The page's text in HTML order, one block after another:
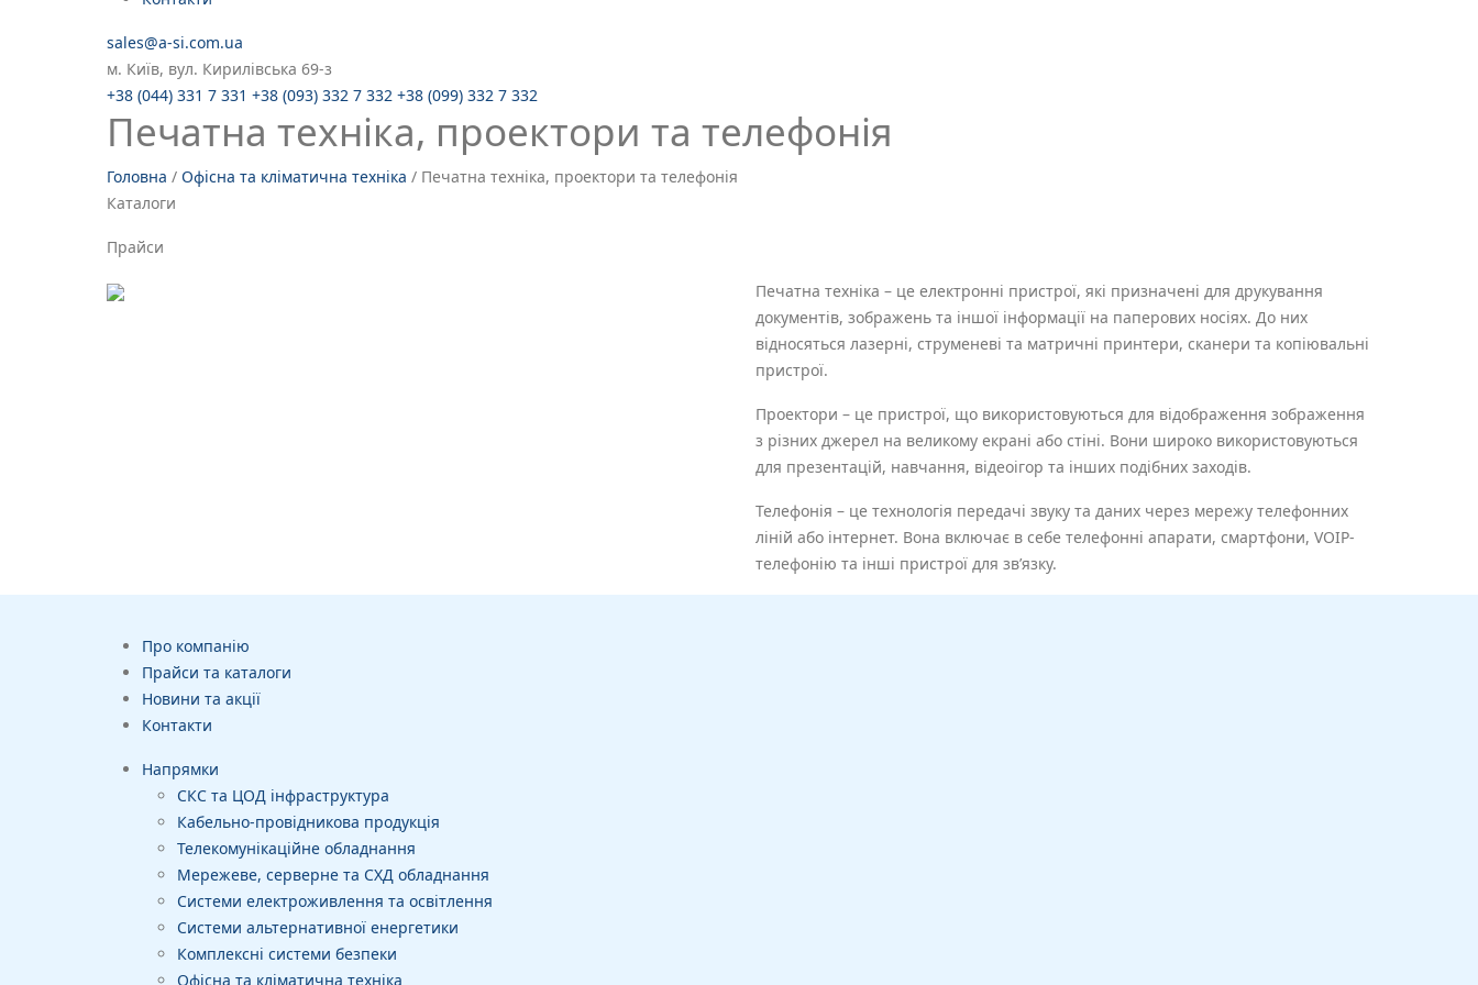
sales@a-si.com.ua
м. Київ, вул. Кирилівська 69-з
+38 (044) 331 7 331 +38 (093) 332 7 332 +38 (099) 332 7 332
Печатна техніка, проектори та телефонія
Головна / Офісна та кліматична техніка / Печатна техніка, проектори та телефонія
Каталоги
Прайси
Печатна техніка – це електронні пристрої, які призначені для друкування
документів, зображень та іншої інформації на паперових носіях. До них
відносяться лазерні, струменеві та матричні принтери, сканери та копіювальні
пристрої.
Проектори – це пристрої, що використовуються для відображення зображення
з різних джерел на великому екрані або стіні. Вони широко використовуються
для презентацій, навчання, відеоігор та інших подібних заходів.
Телефонія – це технологія передачі звуку та даних через мережу телефонних
ліній або інтернет. Вона включає в себе телефонні апарати, смартфони, VOIP-
телефонію та інші пристрої для зв’язку.
Про компанію
Прайси та каталоги
Новини та акції
Контакти
Напрямки
СКС та ЦОД інфраструктура
Кабельно-провідникова продукція
Телекомунікаційне обладнання
Мережеве, серверне та СХД обладнання
Системи електроживлення та освітлення
Системи альтернативної енергетики
Комплексні системи безпеки
Офісна та кліматична техніка